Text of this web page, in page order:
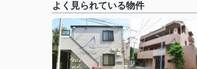
よく見られている物件